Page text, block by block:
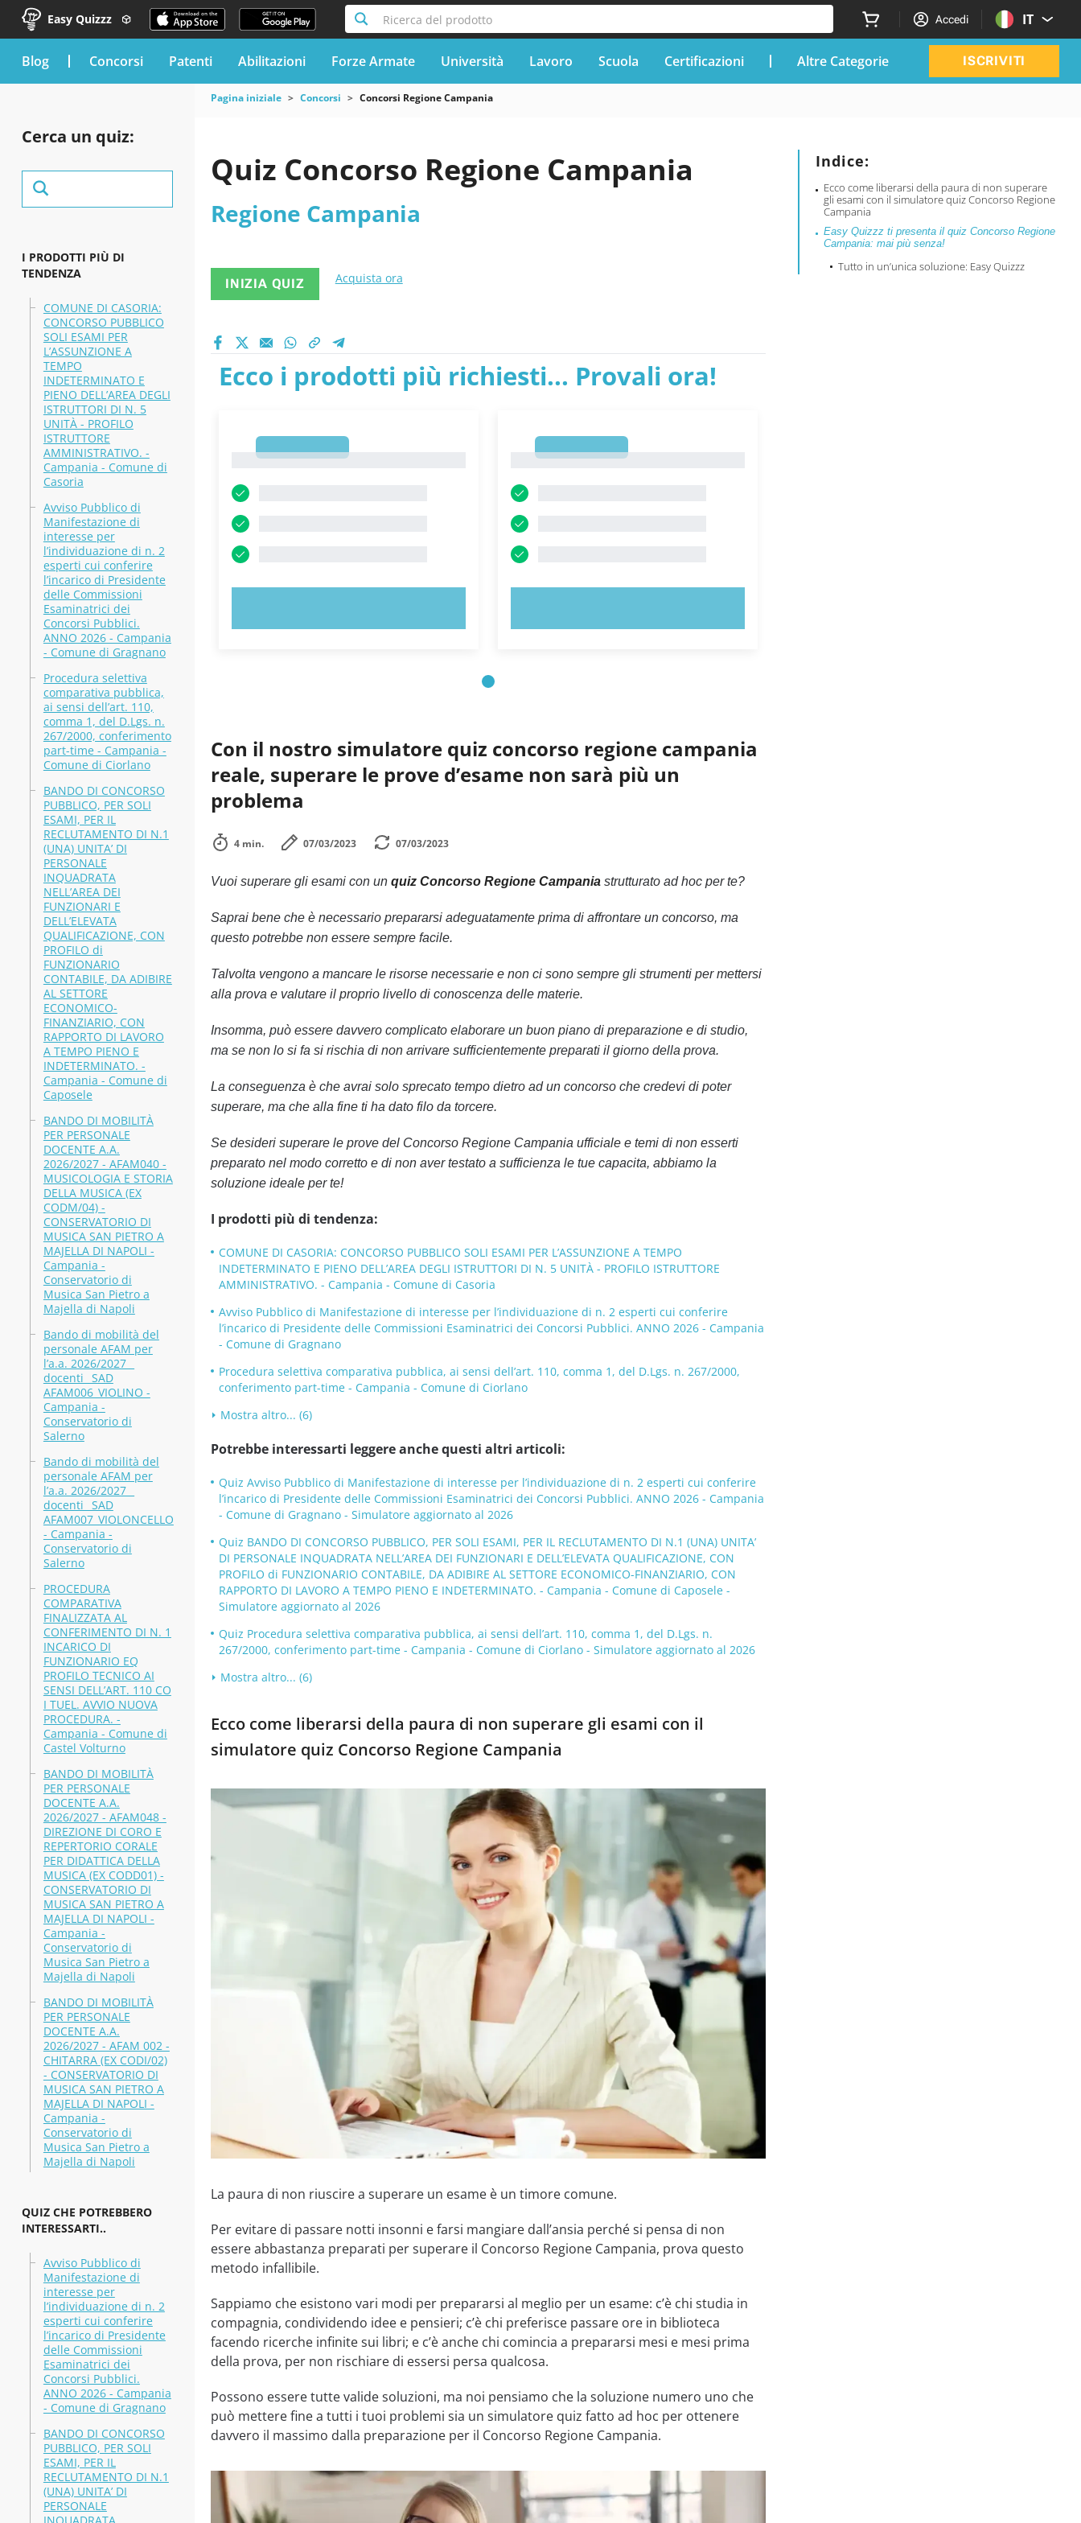
Easy Quizzz Ricerca del prodotto Accedi IT
blog Concorsi Patenti Abilitazioni Forze Armate Università Lavoro Scuola Certificazioni Altre Categorie ISCRIVITI
Cerca un quiz:
I PRODOTTI PIÙ DI
TENDENZA
COMUNE DI CASORIA:
CONCORSO PUBBLICO
SOLI ESAMI PER
L’ASSUNZIONE A
TEMPO
INDETERMINATO E
PIENO DELL’AREA DEGLI
ISTRUTTORI DI N. 5
UNITÀ - PROFILO
ISTRUTTORE
AMMINISTRATIVO. -
Campania - Comune di
Casoria
Avviso Pubblico di
Manifestazione di
interesse per
l’individuazione di n. 2
esperti cui conferire
l’incarico di Presidente
delle Commissioni
Esaminatrici dei
Concorsi Pubblici.
ANNO 2026 - Campania
- Comune di Gragnano
Procedura selettiva
comparativa pubblica,
ai sensi dell’art. 110,
comma 1, del D.Lgs. n.
267/2000, conferimento
part-time - Campania -
Comune di Ciorlano
BANDO DI CONCORSO
PUBBLICO, PER SOLI
ESAMI, PER IL
RECLUTAMENTO DI N.1
(UNA) UNITA’ DI
PERSONALE
INQUADRATA
NELL’AREA DEI
FUNZIONARI E
DELL’ELEVATA
QUALIFICAZIONE, CON
PROFILO di
FUNZIONARIO
CONTABILE, DA ADIBIRE
AL SETTORE
ECONOMICO-
FINANZIARIO, CON
RAPPORTO DI LAVORO
A TEMPO PIENO E
INDETERMINATO. -
Campania - Comune di
Caposele
BANDO DI MOBILITÀ
PER PERSONALE
DOCENTE A.A.
2026/2027 - AFAM040 -
MUSICOLOGIA E STORIA
DELLA MUSICA (EX
CODM/04) -
CONSERVATORIO DI
MUSICA SAN PIETRO A
MAJELLA DI NAPOLI -
Campania -
Conservatorio di
Musica San Pietro a
Majella di Napoli
Bando di mobilità del
personale AFAM per
l’a.a. 2026/2027 _
docenti_ SAD
AFAM006_VIOLINO -
Campania -
Conservatorio di
Salerno
Bando di mobilità del
personale AFAM per
l’a.a. 2026/2027 _
docenti_ SAD
AFAM007_VIOLONCELLO
- Campania -
Conservatorio di
Salerno
PROCEDURA
COMPARATIVA
FINALIZZATA AL
CONFERIMENTO DI N. 1
INCARICO DI
FUNZIONARIO EQ
PROFILO TECNICO AI
SENSI DELL’ART. 110 CO
I TUEL. AVVIO NUOVA
PROCEDURA. -
Campania - Comune di
Castel Volturno
BANDO DI MOBILITÀ
PER PERSONALE
DOCENTE A.A.
2026/2027 - AFAM048 -
DIREZIONE DI CORO E
REPERTORIO CORALE
PER DIDATTICA DELLA
MUSICA (EX CODD01) -
CONSERVATORIO DI
MUSICA SAN PIETRO A
MAJELLA DI NAPOLI -
Campania -
Conservatorio di
Musica San Pietro a
Majella di Napoli
BANDO DI MOBILITÀ
PER PERSONALE
DOCENTE A.A.
2026/2027 - AFAM 002 -
CHITARRA (EX CODI/02)
- CONSERVATORIO DI
MUSICA SAN PIETRO A
MAJELLA DI NAPOLI -
Campania -
Conservatorio di
Musica San Pietro a
Majella di Napoli
QUIZ CHE POTREBBERO
INTERESSARTI..
Avviso Pubblico di
Manifestazione di
interesse per
l’individuazione di n. 2
esperti cui conferire
l’incarico di Presidente
delle Commissioni
Esaminatrici dei
Concorsi Pubblici.
ANNO 2026 - Campania
- Comune di Gragnano
BANDO DI CONCORSO
PUBBLICO, PER SOLI
ESAMI, PER IL
RECLUTAMENTO DI N.1
(UNA) UNITA’ DI
PERSONALE
Pagina iniziale Concorsi Concorsi Regione Campania
Indice:
Ecco come liberarsi della paura di non superare
gli esami con il simulatore quiz Concorso Regione
Campania
Easy Quizzz ti presenta il quiz Concorso Regione
Campania: mai più senza!
Tutto in un’unica soluzione: Easy Quizzz
Quiz Concorso Regione Campania
Regione Campania
INIZIA QUIZ Acquista ora
Ecco i prodotti più richiesti... Provali ora!
Con il nostro simulatore quiz concorso regione campania
reale, superare le prove d’esame non sarà più un
problema
4 min. 07/03/2023 07/03/2023
Vuoi superare gli esami con un quiz Concorso Regione Campaniastrutturato ad hoc per te?
Saprai bene che è necessario prepararsi adeguatamente prima di affrontare un concorso, ma
questo potrebbe non essere sempre facile.
Talvolta vengono a mancare le risorse necessarie e non ci sono sempre gli strumenti per mettersi
alla prova e valutare il proprio livello di conoscenza delle materie.
Insomma, può essere davvero complicato elaborare un buon piano di preparazione e di studio,
ma se non lo si fa si rischia di non arrivare sufficientemente preparati il giorno della prova.
La conseguenza è che avrai solo sprecato tempo dietro ad un concorso che credevi di poter
superare, ma che alla fine ti ha dato filo da torcere.
Se desideri superare le prove del Concorso Regione Campania ufficiale e temi di non esserti
preparato nel modo corretto e di non aver testato a sufficienza le tue capacita, abbiamo la
soluzione ideale per te!
I prodotti più di tendenza:
COMUNE DI CASORIA: CONCORSO PUBBLICO SOLI ESAMI PER L’ASSUNZIONE A TEMPO
INDETERMINATO E PIENO DELL’AREA DEGLI ISTRUTTORI DI N. 5 UNITÀ - PROFILO ISTRUTTORE
AMMINISTRATIVO. - Campania - Comune di Casoria
Avviso Pubblico di Manifestazione di interesse per l’individuazione di n. 2 esperti cui conferire
l’incarico di Presidente delle Commissioni Esaminatrici dei Concorsi Pubblici. ANNO 2026 - Campania
- Comune di Gragnano
Procedura selettiva comparativa pubblica, ai sensi dell’art. 110, comma 1, del D.Lgs. n. 267/2000,
conferimento part-time - Campania - Comune di Ciorlano
Mostra altro... (6)
Potrebbe interessarti leggere anche questi altri articoli:
Quiz Avviso Pubblico di Manifestazione di interesse per l’individuazione di n. 2 esperti cui conferire
l’incarico di Presidente delle Commissioni Esaminatrici dei Concorsi Pubblici. ANNO 2026 - Campania
- Comune di Gragnano - Simulatore aggiornato al 2026
Quiz BANDO DI CONCORSO PUBBLICO, PER SOLI ESAMI, PER IL RECLUTAMENTO DI N.1 (UNA) UNITA’
DI PERSONALE INQUADRATA NELL’AREA DEI FUNZIONARI E DELL’ELEVATA QUALIFICAZIONE, CON
PROFILO di FUNZIONARIO CONTABILE, DA ADIBIRE AL SETTORE ECONOMICO-FINANZIARIO, CON
RAPPORTO DI LAVORO A TEMPO PIENO E INDETERMINATO. - Campania - Comune di Caposele -
Simulatore aggiornato al 2026
Quiz Procedura selettiva comparativa pubblica, ai sensi dell’art. 110, comma 1, del D.Lgs. n.
267/2000, conferimento part-time - Campania - Comune di Ciorlano - Simulatore aggiornato al 2026
Mostra altro... (6)
Ecco come liberarsi della paura di non superare gli esami con il
simulatore quiz Concorso Regione Campania
La paura di non riuscire a superare un esame è un timore comune.
Per evitare di passare notti insonni e farsi mangiare dall’ansia perché si pensa di non
essere abbastanza preparati per superare il Concorso Regione Campania, prova questo
metodo infallibile.
Sappiamo che esistono vari modi per prepararsi al meglio per un esame: c’è chi studia in
compagnia, condividendo idee e pensieri; c’è chi preferisce passare ore in biblioteca
facendo ricerche infinite sui libri; e c’è anche chi comincia a prepararsi mesi e mesi prima
della prova, per non rischiare di essersi persa qualcosa.
Possono essere tutte valide soluzioni, ma noi pensiamo che la soluzione numero uno che
può mettere fine a tutti i tuoi problemi sia un simulatore quiz fatto ad hoc per ottenere
davvero il massimo dalla preparazione per il Concorso Regione Campania.